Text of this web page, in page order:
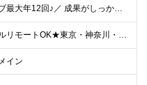
＼インセンティブ最大年12回♪／ 成果がしっかり収入に反映される給与制度です！ 月給30万円＋インセンティブ（最大年12回） ★スキル、適性に応じて優遇 【試用期間について】 ・期間：1年 ・給与
【全国募集／フルリモートOK★東京・神奈川・埼玉・大阪・福岡で積極採用中】 在宅勤務、または関東（東京・神奈川・埼玉など）または関西（大阪府など）、九州（福岡）のプロジェクト先 ★フルリモート可（通
イン